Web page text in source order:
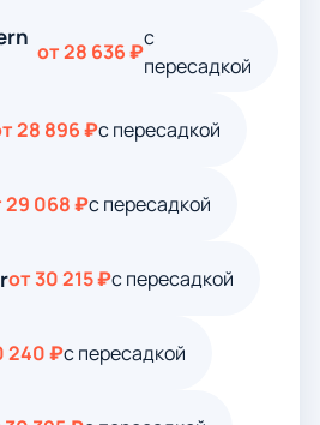
от 28 636 ₽
с
пересадкой
28 896 ₽с пересадкой
29 068 ₽с пересадкой
от 30 215 ₽с пересадкой
240 ₽с пересадкой